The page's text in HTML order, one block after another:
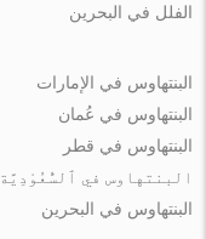
الفلل في البحرين
البنتهاوس في الإمارات
البنتهاوس في عُمان
البنتهاوس في قطر
البنتهاوس في ٱلسُّعُوْدِيَّة
البنتهاوس في البحرين